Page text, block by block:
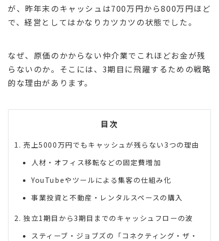
が、昨年末のキャッシュは700万円から800万円ほど
で、経営としてはかなりカツカツの状態でした。
なぜ、原価のかからない仲介業でこれほどお金が残
らないのか。そこには、3期目に飛躍するための戦略
的な理由があります。
目次
売上5000万円でもキャッシュが残らない3つの理由
人材・オフィス移転などの固定費増加
YouTubeやツールによる集客の仕組み化
事業投資と不動産・レンタルスペースの購入
独立1期目から3期目までのキャッシュフローの波
スティーブ・ジョブズの「コネクティング・ザ・